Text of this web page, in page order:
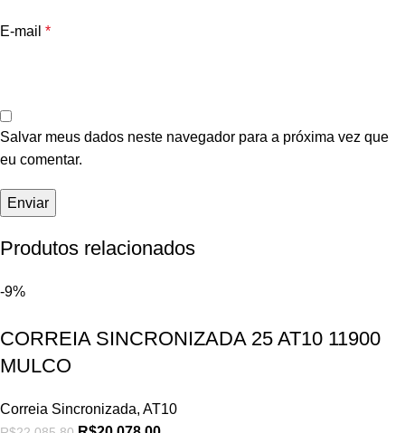
E-mail *
Salvar meus dados neste navegador para a próxima vez que
eu comentar.
Produtos relacionados
-9%
CORREIA SINCRONIZADA 25 AT10 11900
MULCO
Correia Sincronizada, AT10